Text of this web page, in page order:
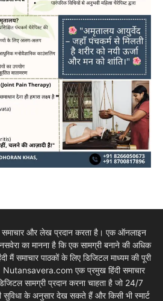
समाचार और लेख प्रदान करता है। एक ऑनलाइन
का मानना है कि एक सामग्री बनाने की अधिक
मैं समाचार पाठकों के लिए डिजिटल माध्यम की पूरी
Nutansavera.com एक प्रमुख हिंदी समाचार
सामग्री प्रदान करना चाहता है जो 24/7
सुविधा के अनुसार देख सकते हैं और किसी भी स्मार्ट